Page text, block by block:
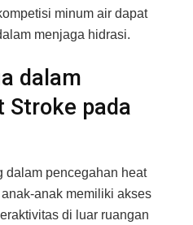
minum air dapat
menjaga hidrasi.
dalam
Stroke pada
dalam pencegahan heat
anak memiliki akses
di luar ruangan